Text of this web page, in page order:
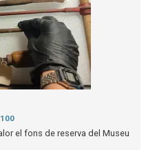
el fons de reserva del Museu